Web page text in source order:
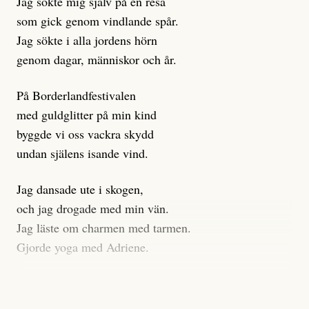
klickbete är inte intressant för Dagens ETC.
Journalistiken är låst. En klatschig men korrekt rubrik
gör förhoppningsvis att en nyfiken beställer
prenumeration, men den avslutas sekunder senare om
dessa granskningar på olika källor, alltifrån domar till
en mängd intervjupersoner, inklusive generös
möjlighet att bemöta för såväl personen vars motiv att
engagera sig i Palestinarörelsen ifrågasätts som de
grupper där Säpo-resursen samlade in uppgifter.
Researchen är grundlig.
Möjligen är det egentligen inte journalistikens metod
som stör?
som gick genom vindlande spår.
Jag sökte i alla jordens hörn
genom dagar, människor och år.
På Borderlandfestivalen
med guldglitter på min kind
byggde vi oss vackra skydd
undan själens isande vind.
Jag dansade ute i skogen,
och jag drogade med min vän.
Jag läste om charmen med tarmen.
Gjorde yoga med Adriene.